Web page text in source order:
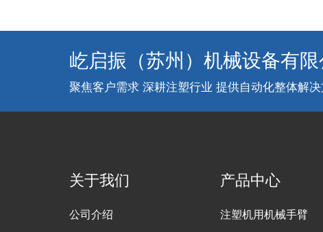
屹启振（苏州）机械设备有限
聚焦客户需求 深耕注塑行业 提供自动化整体解
关于我们
公司介绍
产品中心
注塑机用机械手臂